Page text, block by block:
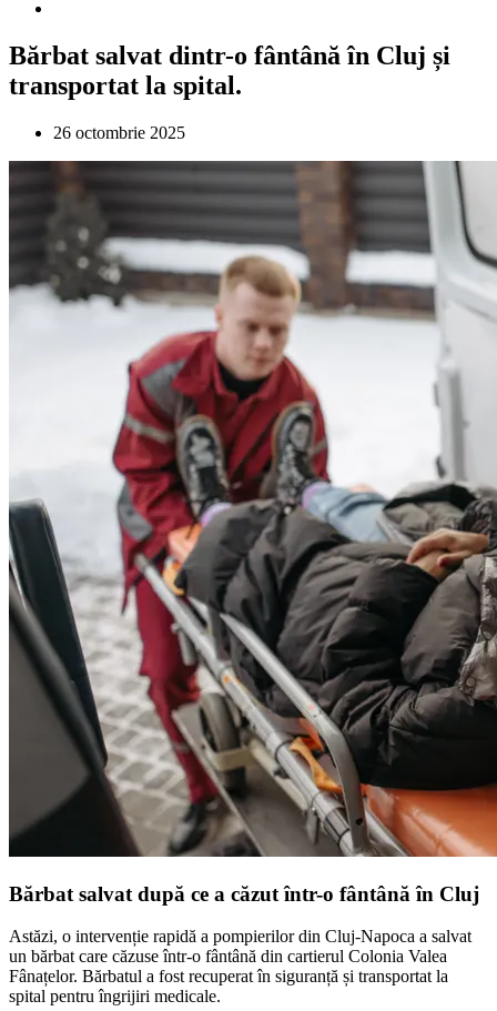
Bărbat salvat dintr-o fântână în Cluj și
transportat la spital.
26 octombrie 2025
Bărbat salvat după ce a căzut într-o fântână în Cluj
Astăzi, o intervenție rapidă a pompierilor din Cluj-Napoca a salvat
un bărbat care căzuse într-o fântână din cartierul Colonia Valea
Fânațelor. Bărbatul a fost recuperat în siguranță și transportat la
spital pentru îngrijiri medicale.